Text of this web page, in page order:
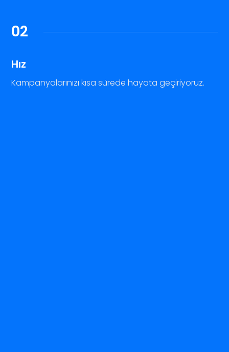
02
Hız
Kampanyalarınızı kısa sürede hayata geçiriyoruz.